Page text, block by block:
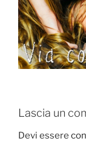
Lascia un
Devi essere